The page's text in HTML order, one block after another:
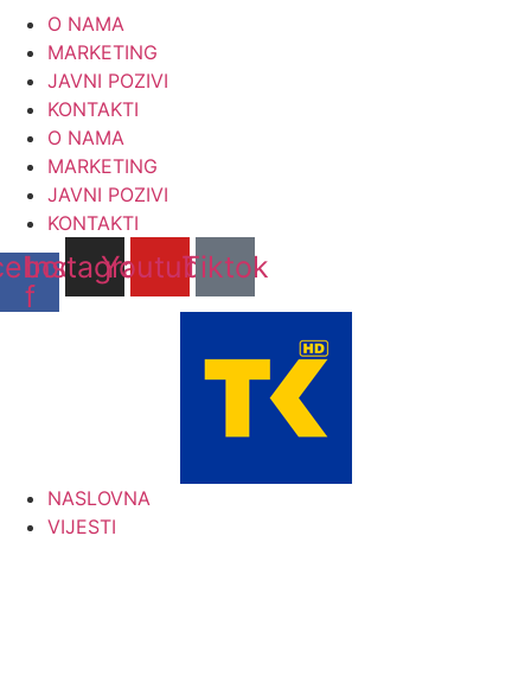
Skip
content
O NAMA
MARKETING
JAVNI POZIVI
KONTAKTI
O NAMA
MARKETING
JAVNI POZIVI
KONTAKTI
f
Instagram
YoutubeTiktok
NASLOVNA
VIJESTI